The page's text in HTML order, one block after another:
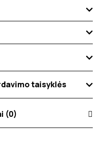
taisyklės
(0)
produktų